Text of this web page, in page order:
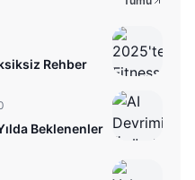
Rehber
Beklenenler